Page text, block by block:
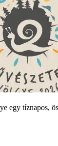
egy tíznapos,